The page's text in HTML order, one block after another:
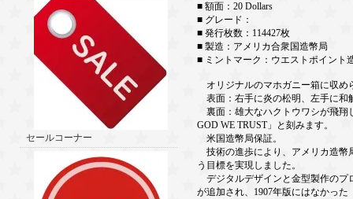
セールコーナー
■ 額面：20 Dollars
■ グレード：
■ 発行枚数：114427枚
■ 製造：アメリカ合衆国造幣局
■ ミントマーク：ウエストポイント
オリジナルのマホガニー箱に収め
表面：右手に炎の松明、左手に和
裏面：雄大なハクトウワシが飛翔
GOD WE TRUST」と刻みます。
米国造幣局保証。
技術の進歩により、アメリカ造幣
う目標を実現しました。
デジタルデザインと金型製作のプ
が追加され、1907年版にはなかった